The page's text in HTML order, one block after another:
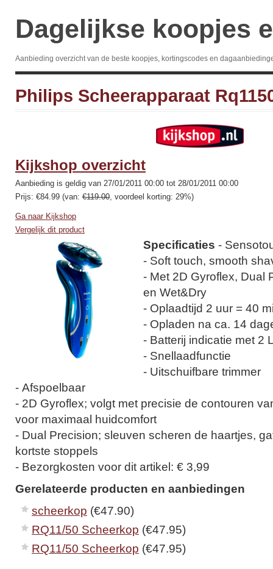
Dagelijkse koopjes
Aanbieding overzicht van de beste koopjes, kortingscodes en
Philips Scheerapparaat
Kijkshop overzicht
Aanbieding is geldig van 27/01/2011 00:00 tot 28/01/2011 00:00
Prijs: €84.99 (van: €119.00, voordeel korting: 29%)
Ga naar Kijkshop
Vergelijk dit product
Specificaties -
- Soft touch, smooth
- Met 2D Gyroflex, Dual
en Wet&Dry
- Oplaadtijd 2 uur = 40
- Opladen na ca. 14
- Batterij indicatie met 2
- Snellaadfunctie
- Uitschuifbare trimmer
- Afspoelbaar
- 2D Gyroflex; volgt met precisie de contouren
voor maximaal huidcomfort
- Dual Precision; sleuven scheren de haartjes,
kortste stoppels
- Bezorgkosten voor dit artikel: € 3,99
Gerelateerde producten en aanbiedingen
scheerkop (€47.90)
RQ11/50 Scheerkop (€47.95)
RQ11/50 Scheerkop (€47.95)